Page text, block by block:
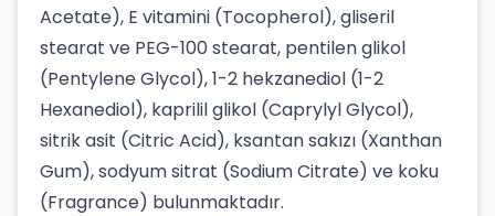
Acetate), E vitamini (Tocopherol), gliseril
stearat ve PEG-100 stearat, pentilen glikol
(Pentylene Glycol), 1-2 hekzanediol (1-2
Hexanediol), kaprilil glikol (Caprylyl Glycol),
sitrik asit (Citric Acid), ksantan sakızı (Xanthan
Gum), sodyum sitrat (Sodium Citrate) ve koku
(Fragrance) bulunmaktadır.